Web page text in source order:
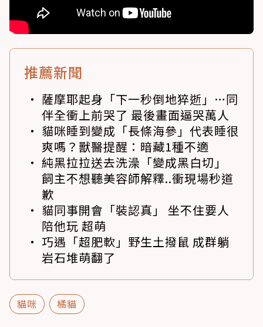
推薦新聞
薩摩耶起身「下一秒倒地猝逝」…同
伴全衝上前哭了 最後畫面逼哭萬人
貓咪睡到變成「長條海參」代表睡很
爽嗎？獸醫提醒：暗藏1種不適
純黑拉拉送去洗澡「變成黑白切」
飼主不想聽美容師解釋..衝現場秒道
歉
貓同事開會「裝認真」 坐不住要人
陪他玩 超萌
巧遇「超肥軟」野生土撥鼠 成群躺
岩石堆萌翻了
貓咪 橘貓